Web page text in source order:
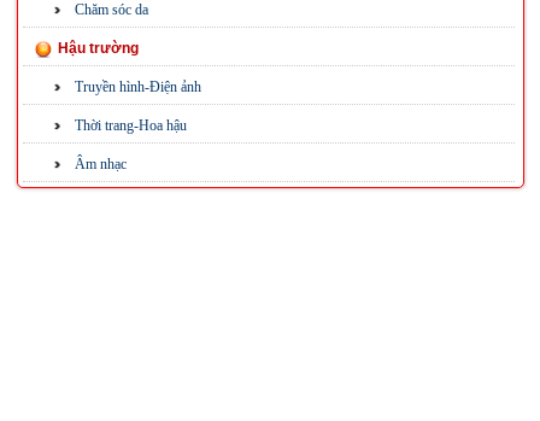
Chăm sóc da
Hậu trường
Truyền hình-Điện ảnh
Thời trang-Hoa hậu
Âm nhạc